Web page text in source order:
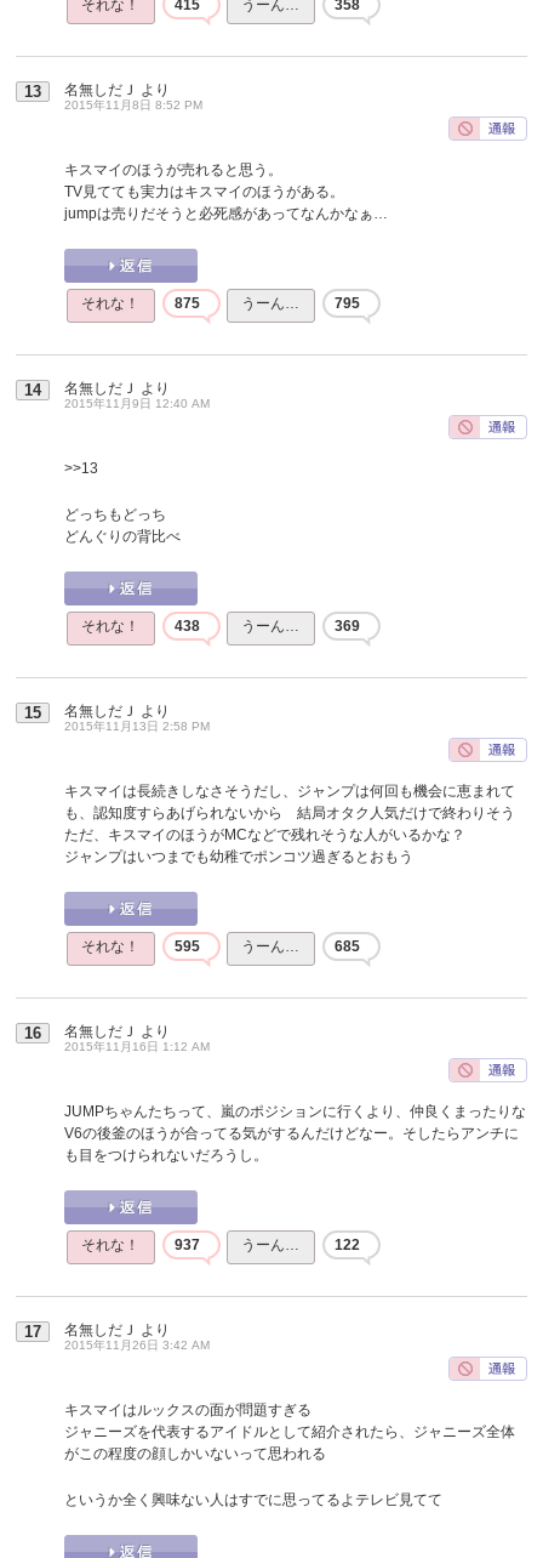
それな！ 415 うーん… 358
13 名無しだＪ より
2015年11月8日 8:52 PM
キスマイのほうが売れると思う。
TV見てても実力はキスマイのほうがある。
jumpは売りだそうと必死感があってなんかなぁ…
それな！ 875 うーん… 795
14 名無しだＪ より
2015年11月9日 12:40 AM
>>13
どっちもどっち
どんぐりの背比べ
それな！ 438 うーん… 369
15 名無しだＪ より
2015年11月13日 2:58 PM
キスマイは長続きしなさそうだし、ジャンプは何回も機会に恵まれて
も、認知度すらあげられないから 結局オタク人気だけで終わりそう
ただ、キスマイのほうがMCなどで残れそうな人がいるかな？
ジャンプはいつまでも幼稚でポンコツ過ぎるとおもう
それな！ 595 うーん… 685
16 名無しだＪ より
2015年11月16日 1:12 AM
JUMPちゃんたちって、嵐のポジションに行くより、仲良くまったりな
V6の後釜のほうが合ってる気がするんだけどなー。そしたらアンチに
も目をつけられないだろうし。
それな！ 937 うーん… 122
17 名無しだＪ より
2015年11月26日 3:42 AM
キスマイはルックスの面が問題すぎる
ジャニーズを代表するアイドルとして紹介されたら、ジャニーズ全体
がこの程度の顔しかいないって思われる
というか全く興味ない人はすでに思ってるよテレビ見てて